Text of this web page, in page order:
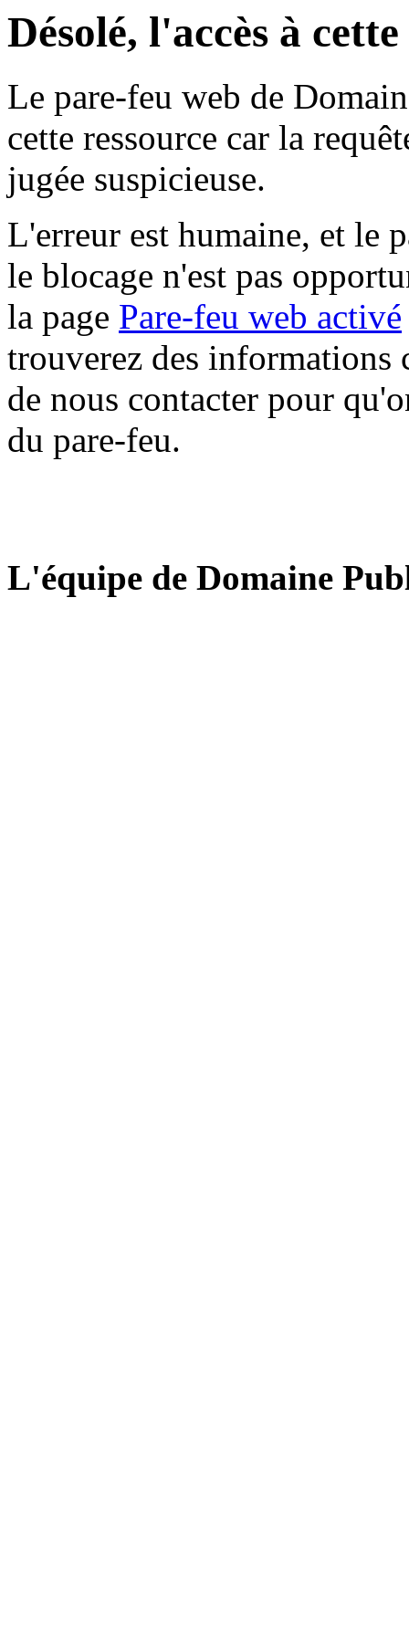
Désolé, l'accès à
Le pare-feu web de
cette ressource car la
jugée suspicieuse.
L'erreur est humaine, et le
le blocage n'est pas
la page Pare-feu web activé
trouverez des informations
de nous contacter pour
du pare-feu.
L'équipe de Domaine